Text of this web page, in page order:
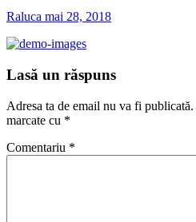
Raluca mai 28, 2018
Lasă un răspuns
Adresa ta de email nu va fi publicată.
marcate cu *
Comentariu *